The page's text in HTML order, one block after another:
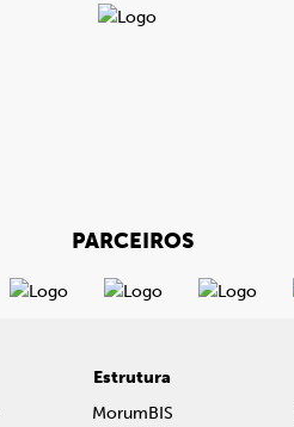
PARCEIROS
Estrutura
MorumBIS